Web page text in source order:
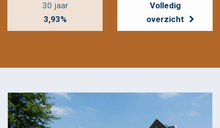
30 jaar
3,93%
Volledig
overzicht